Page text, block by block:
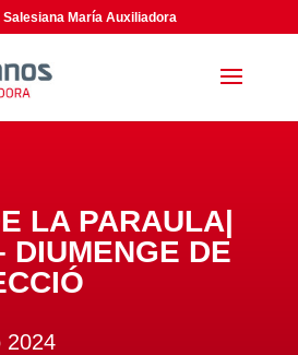
Salesiana María Auxiliadora
LA PARAULA|
DIUMENGE DE
2024